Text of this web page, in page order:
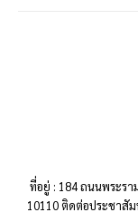
ที่อยู่ : 184 ถนนพระรา
10110 ติดต่อประชาสั